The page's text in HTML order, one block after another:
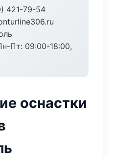
421-79-54
Пт: 09:00-18:00,
оснастки